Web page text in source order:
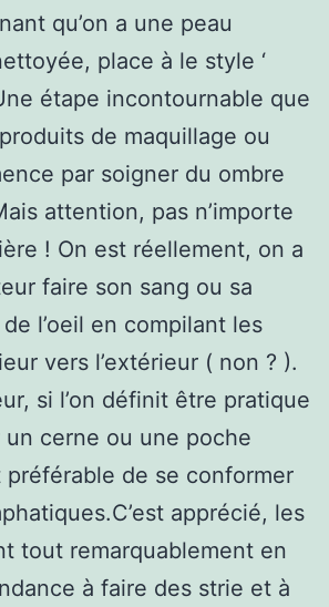
qu’on a une peau
place à le style ‘
étape incontournable que
de maquillage ou
par soigner du ombre
attention, pas n’importe
! On est réellement, on a
faire son sang ou sa
l’oeil en compilant les
vers l’extérieur ( non ? ).
si l’on définit être pratique
cerne ou une poche
préférable de se conformer
apprécié, les
tout remarquablement en
à faire des strie et à